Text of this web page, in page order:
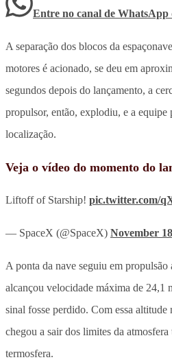
Entre no canal de WhatsApp
A separação dos blocos da
motores é acionado, se deu em
segundos depois do lançamento, a
propulsor, então, explodiu, e a equipe
localização.
Veja o vídeo do momento do
Liftoff of Starship! pic.twitter.com/
— SpaceX (@SpaceX) November
A ponta da nave seguiu em
alcançou velocidade máxima de 24,1
sinal fosse perdido. Com essa altitude
chegou a sair dos limites da
termosfera.